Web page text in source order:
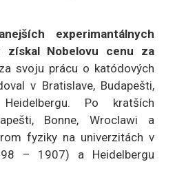
experimantálnych
získal Nobelovu cenu za
za svoju prácu o katódových
v Bratislave, Budapešti,
Po kratších
Bonne, Wroclawi a
fyziky na univerzitách v
– 1907) a Heidelbergu